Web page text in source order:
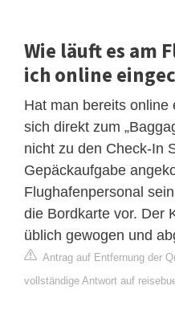
Wie läuft es am
ich online
Hat man bereits online
sich direkt zum
nicht zu den Check-In
Gepäckaufgabe
Flughafenpersonal
die Bordkarte vor. Der
üblich gewogen und
Antrag auf Entfernung der
vollständige Antwort auf